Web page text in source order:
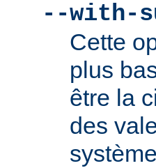
--with-
Cette
plus
être la
des